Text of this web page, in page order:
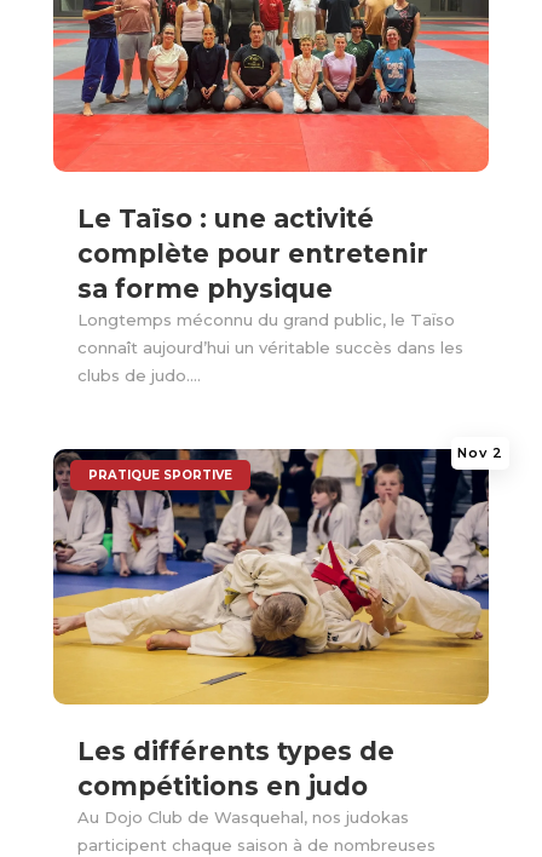
Le Taïso : une activité
complète pour entretenir
sa forme physique
Longtemps méconnu du grand public, le Taïso
connaît aujourd’hui un véritable succès dans les
clubs de judo....
Les différents types de
compétitions en judo
Nov 2
PRATIQUE SPORTIVE
Au Dojo Club de Wasquehal, nos judokas
participent chaque saison à de nombreuses